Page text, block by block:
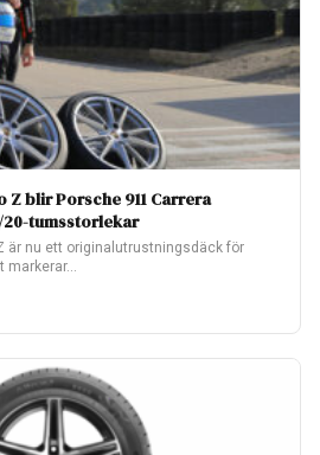
Z blir Porsche 911 Carrera
tumsstorlekar
är nu ett originalutrustningsdäck för
markerar…